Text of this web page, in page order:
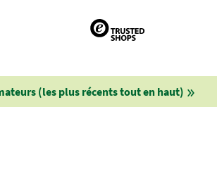
(les plus récents tout en haut)